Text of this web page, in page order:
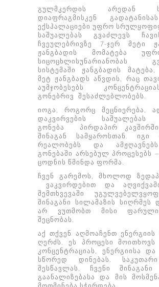
გულმკერდის არედან
დიაფრაგმისკენ
ექსჰალაციები უფრო
საშუალებას გვაძლევს
ჩვეულებრივზე 7-ჯერ მეტი
ჟანგბადის მომატება
სიცოცხლისუნარიანობას
სისტემაში ჟანგბადის მატება,
მეტ ჟანგბადს აწვდის, რაც
აუმჯობესებს
გონებრივ შესაძლებლობებს.
იოგა, როგორც მეცნიერება,
დაკვირვების საშუალებას
გონება პირდაპირ
შინაგან სამყაროსთან. იგი
რეალობებს და
გონებაში არსებულ პროცესებს
ცოდნის წმინდა ფორმა.
ჩვენ გარემოს, მხოლოდ
ვაკვირდებით და
შემთხვევაში
შინაგანი სილამაზის სიღრმეს
არ ვუთმობთ მისი
შეცნობას.
აქ თქვენ აღმოაჩენთ ენერგიის
ღერძს. ეს პროცესი მოითხოვს
კონცენტრაციას, ენერგიისა და
სწორედ დინებას.
შესწავლას, ჩვენი შინაგანი
გაანალიზებასა და მის